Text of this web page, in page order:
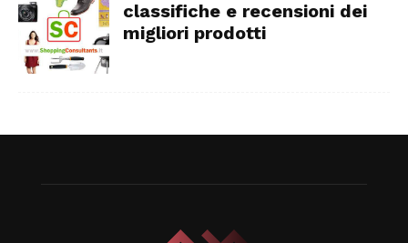
classifiche e recensioni dei
migliori prodotti